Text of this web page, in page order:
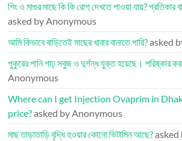
শিং ও মাগুর মাছে কি কি রোগ দেখতে পাওয়া যায়? প্রতিকার
asked by Anonymous
আমি কিভাবে বাড়িতেই মাছের খাবার বানাতে পারি?asked
পুকুরের পানি গাঢ় সবুজ ও দুর্গন্ধ যুক্ত হয়েছে। পরিষ্কার
Anonymous
Where can I get Injection Ovaprim in
price?asked by Anonymous
মাছ তাড়াতাড়ি বৃদ্ধি হওয়ার কোনো ভিটামিন আছে?asked